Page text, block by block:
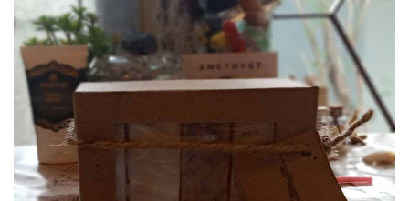
the
end
of
the
images
gallery